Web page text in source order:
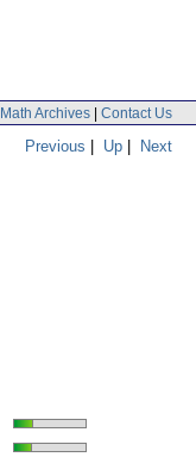
Math Archives | Contact Us
Previous | Up | Next